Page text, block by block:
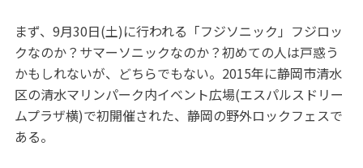
まず、9月30日(土)に行われる「フジソニック」フジロッ
クなのか？サマーソニックなのか？初めての人は戸惑う
かもしれないが、どちらでもない。2015年に静岡市清水
区の清水マリンパーク内イベント広場(エスパルスドリー
ムプラザ横)で初開催された、静岡の野外ロックフェスで
ある。